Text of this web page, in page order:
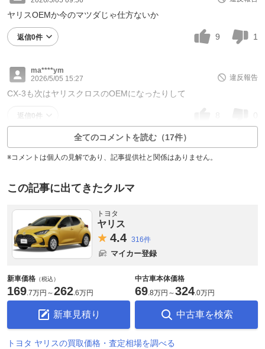
ヤリスOEMか今のマツダじゃ仕方ないか
返信0件 9 1
ma****ym
2026/5/05 15:27
違反報告
CX-3も次はヤリスクロスのOEMになったりして
返信0件
全てのコメントを読む（17件）
※コメントは個人の見解であり、記事提供社と関係はありません。
この記事に出てきたクルマ
トヨタ
ヤリス
4.4 316件
マイカー登録
新車価格 （税込）
169.7万円 ～262.6万円
新車見積り
中古車本体価格
69.8万円 ～324.0万円
中古車を検索
トヨタ ヤリスの買取価格・査定相場を調べる